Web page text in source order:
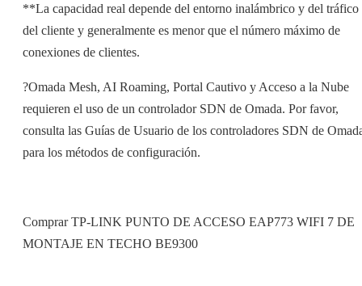
**La capacidad real depende del entorno inalámbrico y del tráfico
del cliente y generalmente es menor que el número máximo de
conexiones de clientes.
?Omada Mesh, AI Roaming, Portal Cautivo y Acceso a la Nube
requieren el uso de un controlador SDN de Omada. Por favor,
consulta las Guías de Usuario de los controladores SDN de
para los métodos de configuración.
Comprar TP-LINK PUNTO DE ACCESO EAP773 WIFI 7 DE
MONTAJE EN TECHO BE9300